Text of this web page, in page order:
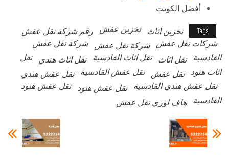
أفضل الكويت
Tags تخزين اثاث تخزين عفش
رقم شركة نقل عفش
شركات نقل عفش
شركة نقل عفش
شركة نقل عفش
القادسية
نقل اثاث نقل اثاث القادسية نقل اثاث هندي
نقل
اثاث هنود
نقل عفش نقل عفش القادسية
نقل عفش هندي
نقل عفش هندي القادسية
نقل عفش هنود
نقل عفش هنود
القادسية
هاف لوري نقل عفش